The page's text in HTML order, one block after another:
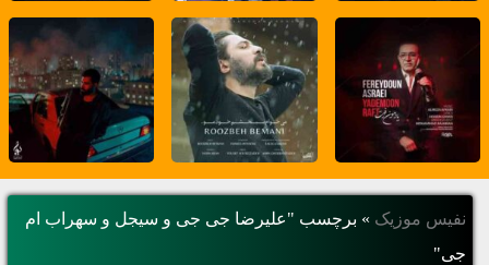
نفیس موزیک » برچسب "علیرضا جی جی و سیجل و سهراب ام
جی"